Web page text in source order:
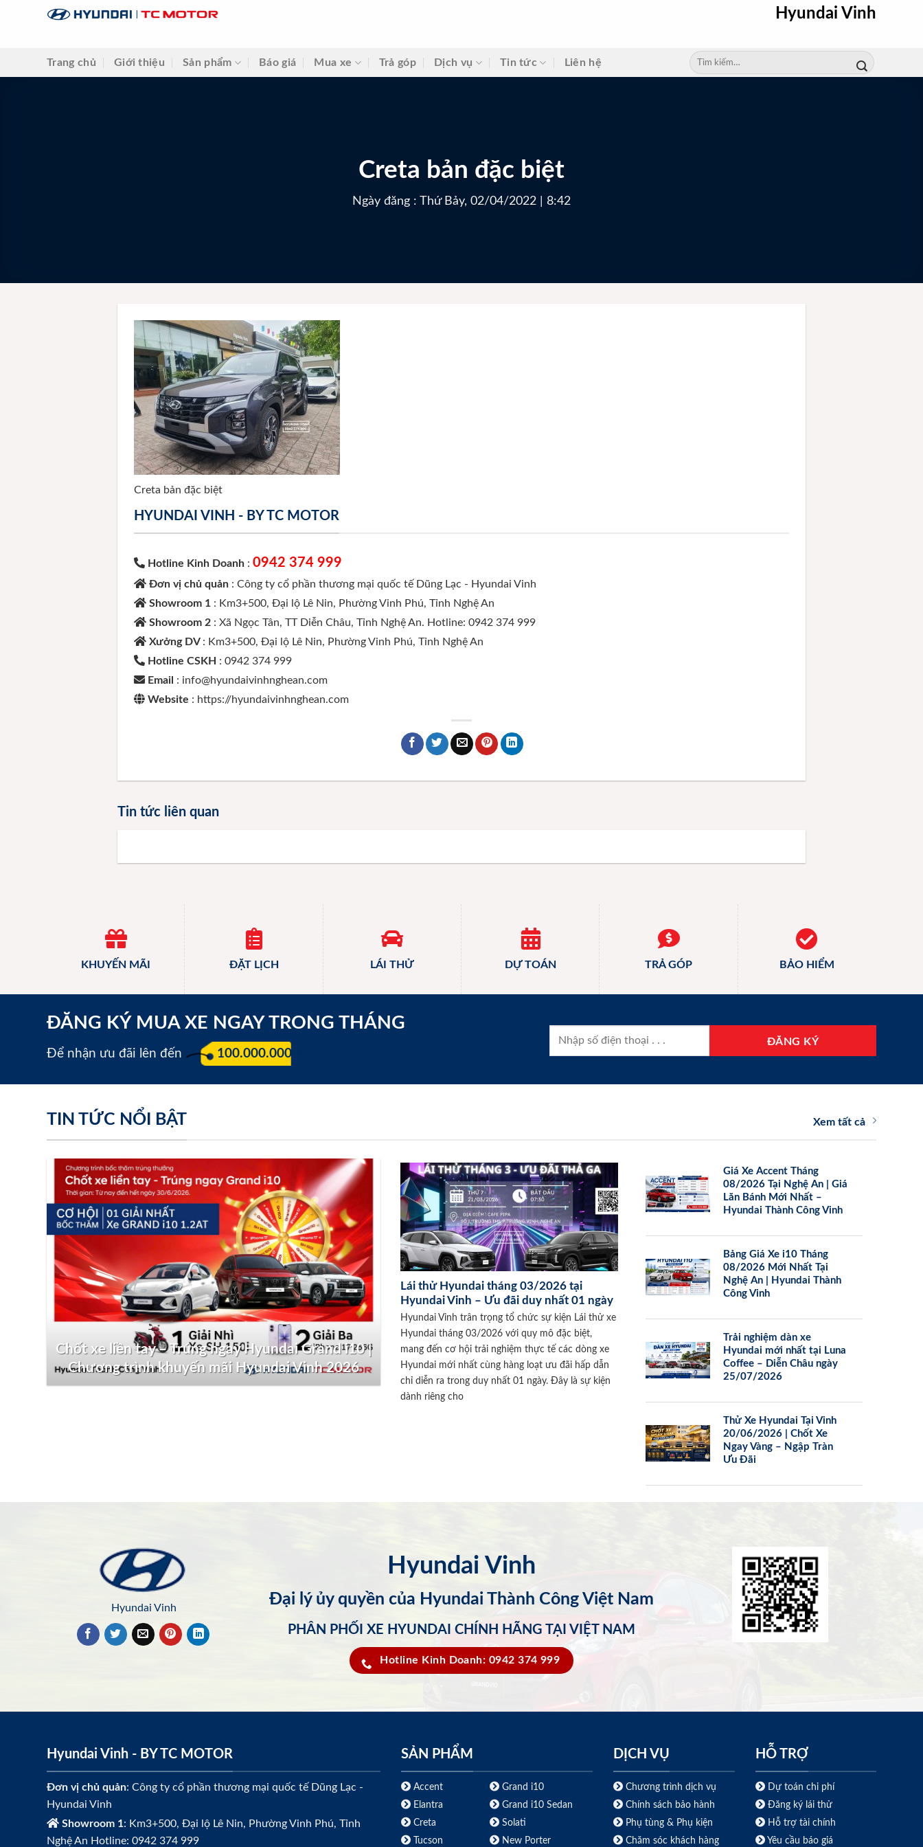
Hyundai Vinh
Trang chủ Giới thiệu Sản phẩm Báo giá Mua xe Trả góp Dịch vụ Tin tức Liên hệ
Tìm
kiếm:
Creta bản đặc biệt
Ngày đăng : Thứ Bảy, 02/04/2022 | 8:42
Creta bản đặc biệt
HYUNDAI VINH - BY TC MOTOR
Hotline Kinh Doanh :0942 374 999
Đơn vị chủ quản : Công ty cổ phần thương mại quốc tế Dũng Lạc - Hyundai Vinh
Showroom 1 : Km3+500, Đại lộ Lê Nin, Phường Vinh Phú, Tỉnh Nghệ An
Showroom 2 : Xã Ngọc Tân, TT Diễn Châu, Tỉnh Nghệ An. Hotline: 0942 374 999
Xưởng DV : Km3+500, Đại lộ Lê Nin, Phường Vinh Phú, Tỉnh Nghệ An
Hotline CSKH : 0942 374 999
Email : info@hyundaivinhnghean.com
Website : https://hyundaivinhnghean.com
Tin tức liên quan
KHUYẾN MÃI ĐẶT LỊCH LÁI THỬ DỰ TOÁN TRẢ GÓP BẢO HIỂM
ĐĂNG KÝ MUA XE NGAY TRONG THÁNG
Để nhận ưu đãi lên đến 100.000.000 đ
TIN TỨC NỔI BẬT Xem tất cả
Chốt xe liền tay – Trúng ngay Hyundai Grand i10 |
Chương trình khuyến mãi Hyundai Vinh 2026
Lái thử Hyundai tháng 03/2026 tại
Hyundai Vinh – Ưu đãi duy nhất 01 ngày
Hyundai Vinh trân trọng tổ chức sự kiện Lái thử xe
Hyundai tháng 03/2026 với quy mô đặc biệt,
mang đến cơ hội trải nghiệm thực tế các dòng xe
Hyundai mới nhất cùng hàng loạt ưu đãi hấp dẫn
chỉ diễn ra trong duy nhất 01 ngày. Đây là sự kiện
dành riêng cho
Giá Xe Accent Tháng
08/2026 Tại Nghệ An | Giá
Lăn Bánh Mới Nhất –
Hyundai Thành Công Vinh
Bảng Giá Xe i10 Tháng
08/2026 Mới Nhất Tại
Nghệ An | Hyundai Thành
Công Vinh
Trải nghiệm dàn xe
Hyundai mới nhất tại Luna
Coffee – Diễn Châu ngày
25/07/2026
Thử Xe Hyundai Tại Vinh
20/06/2026 | Chốt Xe
Ngay Vàng – Ngập Tràn
Ưu Đãi
Hyundai Vinh
Hyundai Vinh
Đại lý ủy quyền của Hyundai Thành Công Việt Nam
PHÂN PHỐI XE HYUNDAI CHÍNH HÃNG TẠI VIỆT NAM
Hotline Kinh Doanh: 0942 374 999
Hyundai Vinh - BY TC MOTOR
Đơn vị chủ quản: Công ty cổ phần thương mại quốc tế Dũng Lạc -
Hyundai Vinh
Showroom 1: Km3+500, Đại lộ Lê Nin, Phường Vinh Phú, Tỉnh
Nghệ An Hotline: 0942 374 999
SẢN PHẨM
Accent
Elantra
Creta
Tucson
Grand i10
Grand i10 Sedan
Solati
New Porter
DỊCH VỤ
Chương trình dịch vụ
Chính sách bảo hành
Phụ tùng & Phụ kiện
Chăm sóc khách hàng
HỖ TRỢ
Dự toán chi phí
Đăng ký lái thử
Hỗ trợ tài chính
Yêu cầu báo giá